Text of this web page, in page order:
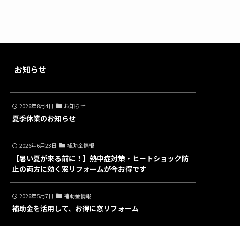
お知らせ
2026年8月4日 お知らせ
夏季休業のお知らせ
2026年6月23日 補助金情報
【暑い夏が来る前に！】熱中症対策・ヒートショック防
止の両方に効く窓リフォームが今お得です
2026年5月7日 補助金情報
補助金を活用して、お得に窓リフォーム